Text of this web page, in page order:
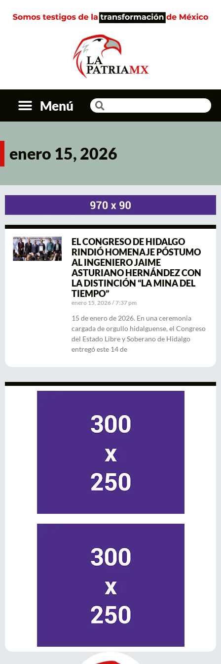
Menú
enero 15, 2026
EL CONGRESO DE HIDALGO
RINDIÓ HOMENAJE PÓSTUMO
AL INGENIERO JAIME
ASTURIANO HERNÁNDEZ CON
LA DISTINCIÓN “LA MINA DEL
TIEMPO”
enero 15, 2026 7:37 pm
15 de enero de 2026. En una ceremonia
cargada de orgullo hidalguense, el Congreso
del Estado Libre y Soberano de Hidalgo
entregó este 14 de